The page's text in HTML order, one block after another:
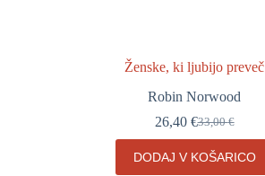
Ženske, ki ljubijo preveč
Robin Norwood
33,00€
Izvirna
je
26,40 €Trenutna
je:
DODAJ V KOŠARICO